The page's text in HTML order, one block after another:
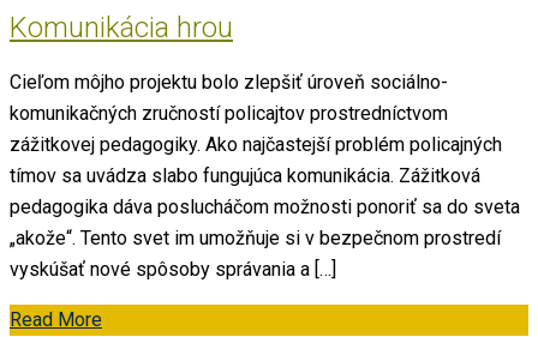
Komunikácia hrou
Cieľom môjho projektu bolo zlepšiť úroveň sociálno-
komunikačných zručností policajtov prostredníctvom
zážitkovej pedagogiky. Ako najčastejší problém policajných
tímov sa uvádza slabo fungujúca komunikácia. Zážitková
pedagogika dáva poslucháčom možnosti ponoriť sa do sveta
„akože“. Tento svet im umožňuje si v bezpečnom prostredí
vyskúšať nové spôsoby správania a […]
Read More